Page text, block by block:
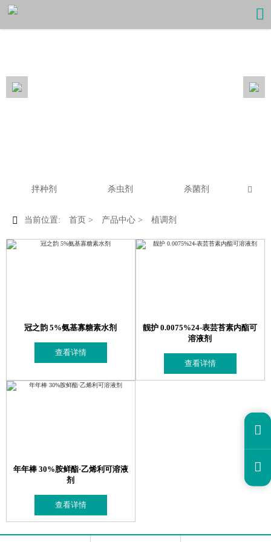

拌种剂 杀虫剂 杀菌剂 
 当前位置: 首页 > 产品中心 > 植调剂
冠之韵 5%氨基寡糖素水剂
查看详情
靓护 0.0075%24-表芸苔素内酯可
溶液剂
查看详情
年年棒 30%胺鲜酯·乙烯利可溶液
剂
查看详情

